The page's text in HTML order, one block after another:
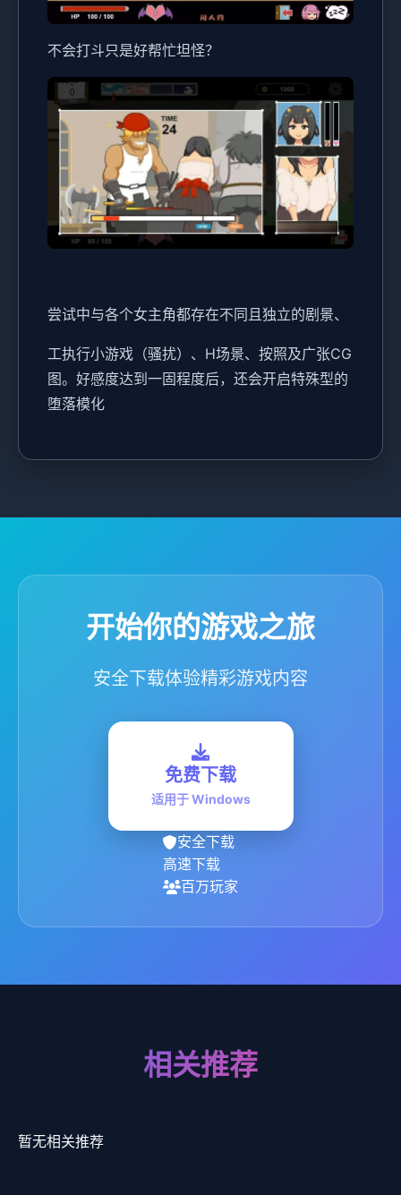
不会打斗只是好帮忙坦怪？
尝试中与各个女主角都存在不同且独立的剧景、
工执行小游戏（骚扰）、H场景、按照及广张CG
图。好感度达到一固程度后，还会开启特殊型的
堕落模化
开始你的游戏之旅
安全下载体验精彩游戏内容
免费下载
适用于 Windows
安全下载
高速下载
百万玩家
相关推荐
暂无相关推荐